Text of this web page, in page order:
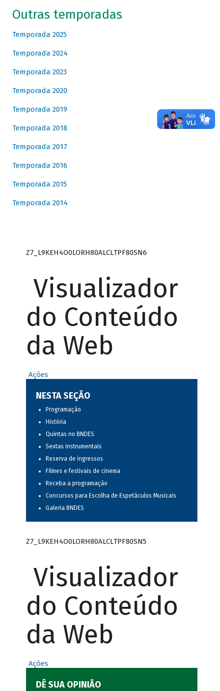
Outras temporadas
Temporada 2025
Temporada 2024
Temporada 2023
Temporada 2020
Temporada 2019
Temporada 2018
Temporada 2017
Temporada 2016
Temporada 2015
Temporada 2014
Z7_L9KEH4O0LORH80ALCLTPF80SN6
Visualizador
do Conteúdo
da Web
Ações
NESTA SEÇÃO
Programação
História
Quintas no BNDES
Sextas instrumentais
Reserva de ingressos
Filmes e festivais de cinema
Receba a programação
Concursos para Escolha de Espetáculos Musicais
Galeria BNDES
Z7_L9KEH4O0LORH80ALCLTPF80SN5
Visualizador
do Conteúdo
da Web
Ações
DÊ SUA OPINIÃO